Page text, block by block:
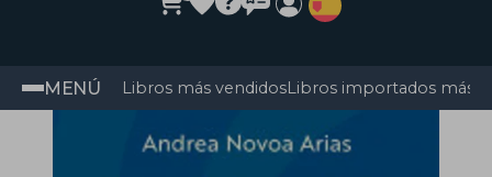
MENÚ Libros más vendidosLibros importados más